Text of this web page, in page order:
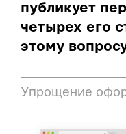
публикует
четырех его
этому
Упрощение